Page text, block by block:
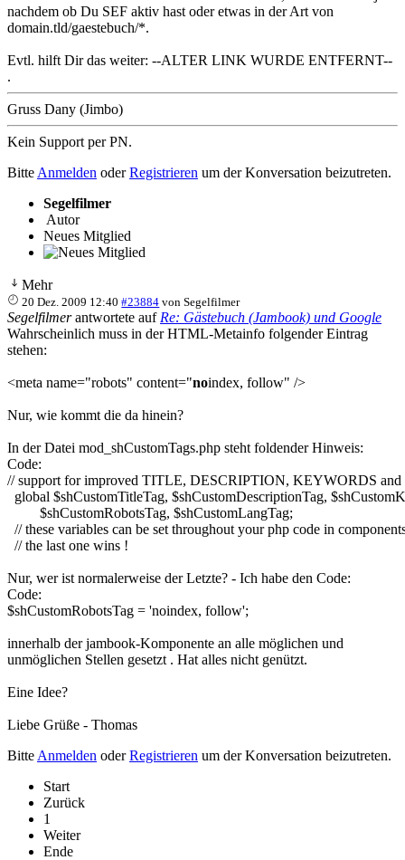
nachdem ob Du SEF aktiv hast oder etwas in der Art von
domain.tld/gaestebuch/*.
Evtl. hilft Dir das weiter: --ALTER LINK WURDE ENTFERNT--
.
Gruss Dany (Jimbo)
Kein Support per PN.
Bitte Anmelden oderRegistrieren um der Konversation beizutreten.
Segelfilmer
Autor
Neues Mitglied
Mehr
20 Dez. 2009 12:40 #23884 vonSegelfilmer
Segelfilmerantwortete auf Re: Gästebuch (Jambook) und Google
Wahrscheinlich muss in der HTML-Metainfo folgender Eintrag
stehen:
<meta name="robots" content="noindex, follow" />
Nur, wie kommt die da hinein?
In der Datei mod_shCustomTags.php steht foldender Hinweis:
Code:
// support for improved TITLE, DESCRIPTION, KEYWORDS and
global $shCustomTitleTag, $shCustomDescriptionTag,
         $shCustomRobotsTag, $shCustomLangTag;
// these variables can be set throughout your php code in
  // the last one wins !
Nur, wer ist normalerweise der Letzte? - Ich habe den Code:
Code:
$shCustomRobotsTag = 'noindex, follow';
innerhalb der jambook-Komponente an alle möglichen und
unmöglichen Stellen gesetzt . Hat alles nicht genützt.
Eine Idee?
Liebe Grüße - Thomas
Bitte Anmelden oderRegistrieren um der Konversation beizutreten.
Start
Zurück
1
Weiter
Ende